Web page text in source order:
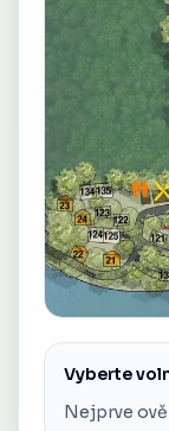
Vyberte
Nejprve